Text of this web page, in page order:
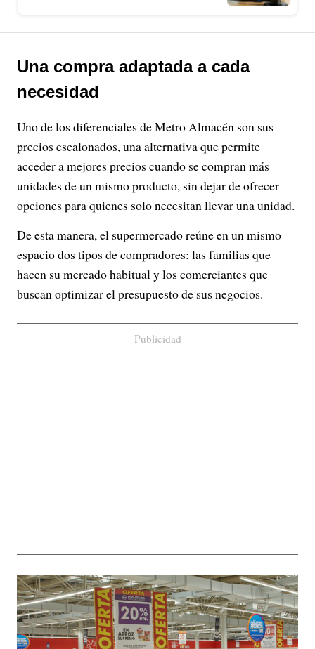
Una compra adaptada a cada
necesidad
Uno de los diferenciales de Metro Almacén son sus
precios escalonados, una alternativa que permite
acceder a mejores precios cuando se compran más
unidades de un mismo producto, sin dejar de ofrecer
opciones para quienes solo necesitan llevar una unidad.
De esta manera, el supermercado reúne en un mismo
espacio dos tipos de compradores: las familias que
hacen su mercado habitual y los comerciantes que
buscan optimizar el presupuesto de sus negocios.
Publicidad